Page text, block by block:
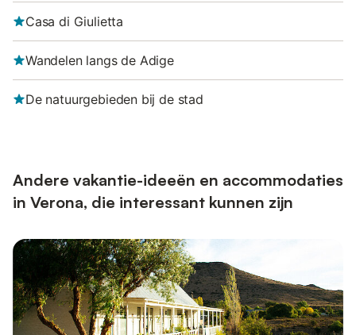
Casa di Giulietta
Wandelen langs de Adige
De natuurgebieden bij de stad
Andere vakantie-ideeën en accommodaties
in Verona, die interessant kunnen zijn